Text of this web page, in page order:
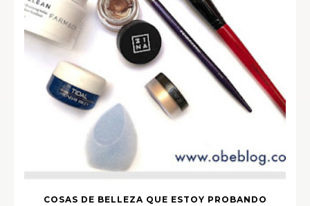
COSAS DE BELLEZA QUE ESTOY PROBANDO